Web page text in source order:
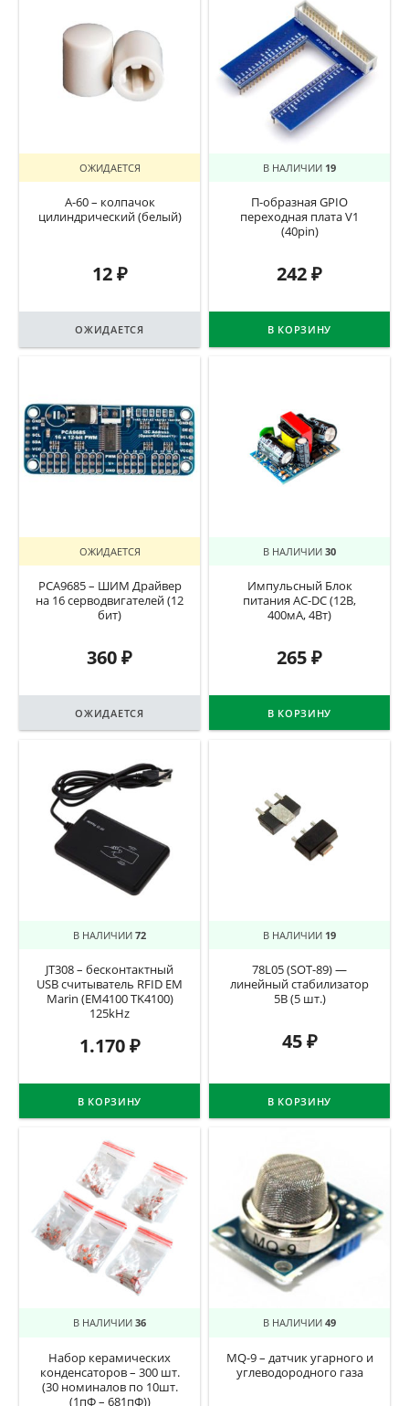
ОЖИДАЕТСЯ
A-60 – колпачок
цилиндрический (белый)
12₽
ОЖИДАЕТСЯ
В НАЛИЧИИ 19
П-образная GPIO
переходная плата V1
(40pin)
242₽
В КОРЗИНУ
ОЖИДАЕТСЯ
PCA9685 – ШИМ Драйвер
на 16 серводвигателей (12
бит)
360₽
ОЖИДАЕТСЯ
В НАЛИЧИИ 30
Импульсный Блок
питания AC-DC (12В,
400мА, 4Вт)
265₽
В КОРЗИНУ
В НАЛИЧИИ 72
JT308 – бесконтактный
USB считыватель RFID EM
Marin (EM4100 TK4100)
125kHz
1.170₽
В КОРЗИНУ
В НАЛИЧИИ 19
78L05 (SOT-89) —
линейный стабилизатор
5В (5 шт.)
45₽
В КОРЗИНУ
В НАЛИЧИИ 36
Набор керамических
конденсаторов – 300 шт.
(30 номиналов по 10шт.
(1пФ – 681пФ))
В НАЛИЧИИ 49
MQ-9 – датчик угарного и
углеводородного газа